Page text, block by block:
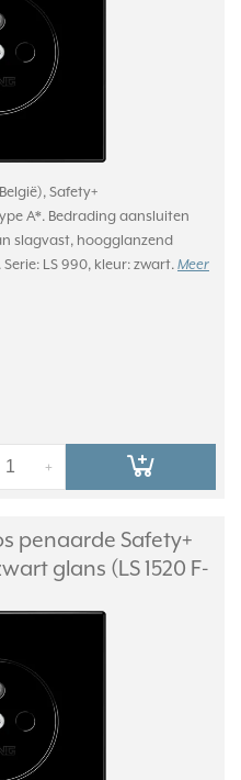
Safety+
A*. Bedrading aansluiten
slagvast, hoogglanzend
LS 990, kleur: zwart. Meer
+
penaarde Safety+
glans (LS 1520 F-